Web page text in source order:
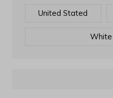
United Stated